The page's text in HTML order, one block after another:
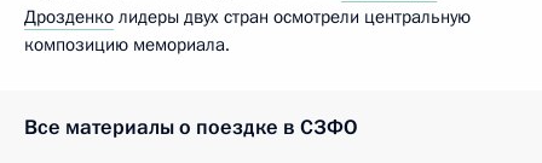
Дрозденко лидеры двух стран осмотрели центральную
композицию мемориала.
Все материалы о поездке в СЗФО